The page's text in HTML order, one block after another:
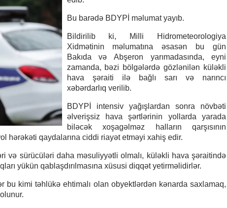
Bu barədə BDYPİ məlumat yayıb.
Bildirilib ki, Milli Hidrometeorologiya
Xidmətinin məlumatına əsasən bu gün
Bakıda və Abşeron yarımadasında, eyni
zamanda, bəzi bölgələrdə gözlənilən küləkli
hava şəraiti ilə bağlı sarı və narıncı
xəbərdarlıq verilib.
BDYPİ intensiv yağışlardan sonra növbəti
əlverişsiz hava şərtlərinin yollarda yarada
biləcək xoşagəlməz halların qarşısının
hərəkəti qaydalarına ciddi riayət etməyi xahiş edir.
və sürücüləri daha məsuliyyətli olmalı, küləkli hava şəraitində
yükün qablaşdırılmasına xüsusi diqqət yetirməlidirlər.
kimi təhlükə ehtimalı olan obyektlərdən kənarda saxlamaq,